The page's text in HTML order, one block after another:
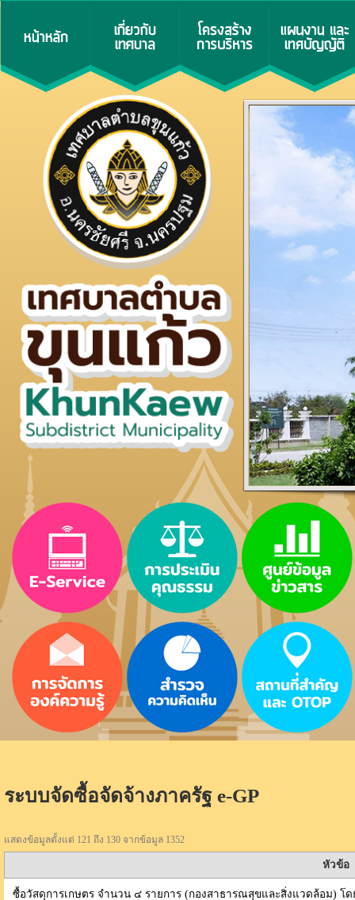
ระบบจัดซื้อจัดจ้างภาครัฐ e-GP
แสดงข้อมูลตั้งแต่ 121 ถึง 130 จากข้อมูล 1352
หัวข้อ
ซื้อวัสดุการเกษตร จำนวน ๔ รายการ (กองสาธารณสุขและสิ่งแวดล้อม) โด